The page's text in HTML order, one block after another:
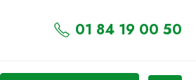
01 84 19 00 50